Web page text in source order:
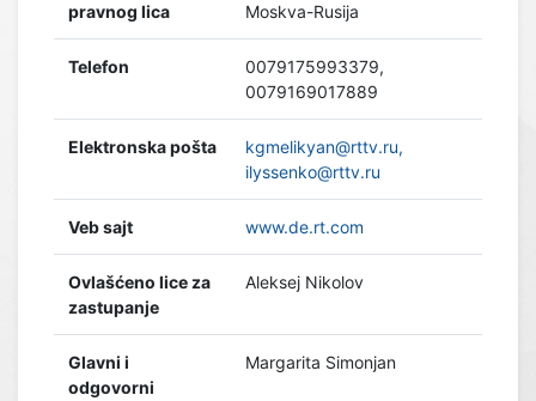
pravnog lica
Moskva-Rusija
Telefon
0079175993379,
0079169017889
Elektronska pošta
kgmelikyan@rttv.ru,
ilyssenko@rttv.ru
Veb sajt www.de.rt.com
Ovlašćeno lice za
zastupanje
Aleksej Nikolov
Glavni i
odgovorni
Margarita Simonjan